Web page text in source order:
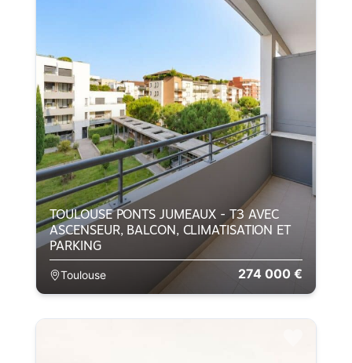
274 000 €
TOULOUSE PONTS JUMEAUX - T3 AVEC
ASCENSEUR, BALCON, CLIMATISATION ET
PARKING
Toulouse